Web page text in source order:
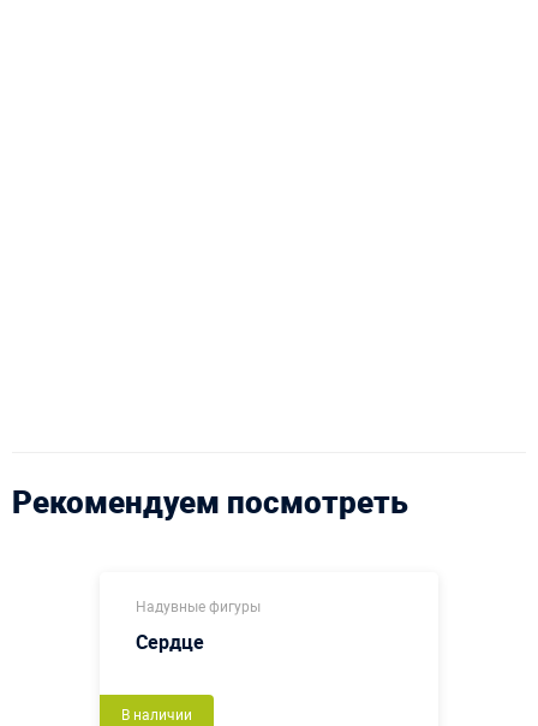
Рекомендуем посмотреть
Надувные фигуры
Сердце
В наличии